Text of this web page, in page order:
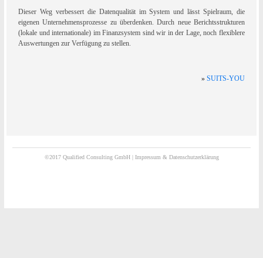
Dieser Weg verbessert die Datenqualität im System und lässt Spielraum, die
eigenen Unternehmensprozesse zu überdenken. Durch neue Berichtsstrukturen
(lokale und internationale) im Finanzsystem sind wir in der Lage, noch flexiblere
Auswertungen zur Verfügung zu stellen.
» SUITS-YOU
©2017 Qualified Consulting GmbH | Impressum & Datenschutzerklärung